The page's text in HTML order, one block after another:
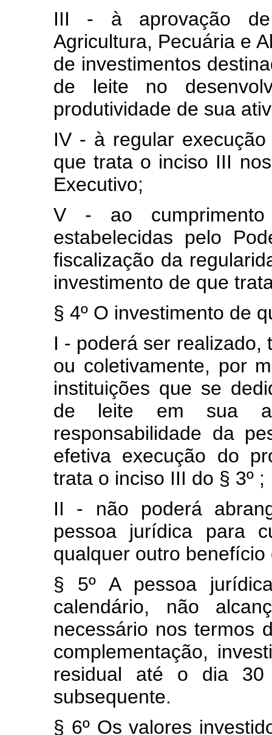
III - à aprovação
Agricultura, Pecuária e
de investimentos
de leite no
produtividade de sua
IV - à regular
que trata o inciso III
Executivo;
V - ao cumprimento
estabelecidas pelo
fiscalização da
investimento de que
§ 4º O investimento de
I - poderá ser realizado,
ou coletivamente, por
instituições que se
de leite em sua
responsabilidade da
efetiva execução do
trata o inciso III do § 3º ;
II - não poderá
pessoa jurídica para
qualquer outro
§ 5º A pessoa
calendário, não
necessário nos termos
complementação,
residual até o dia 30
subsequente.
§ 6º Os valores